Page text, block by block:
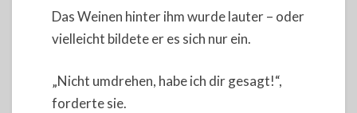
Das Weinen hinter ihm wurde lauter – oder
vielleicht bildete er es sich nur ein.
„Nicht umdrehen, habe ich dir gesagt!“,
forderte sie.